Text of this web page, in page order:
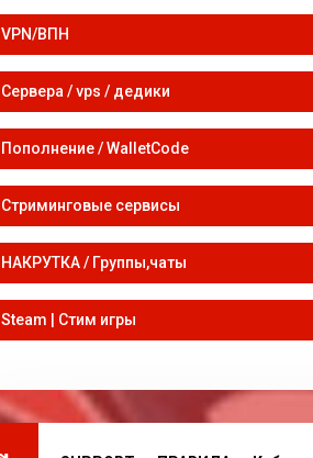
VPN/ВПН
Сервера / vps / дедики
Пополнение / WalletCode
Стриминговые сервисы
НАКРУТКА / Группы,чаты
Steam | Стим игры